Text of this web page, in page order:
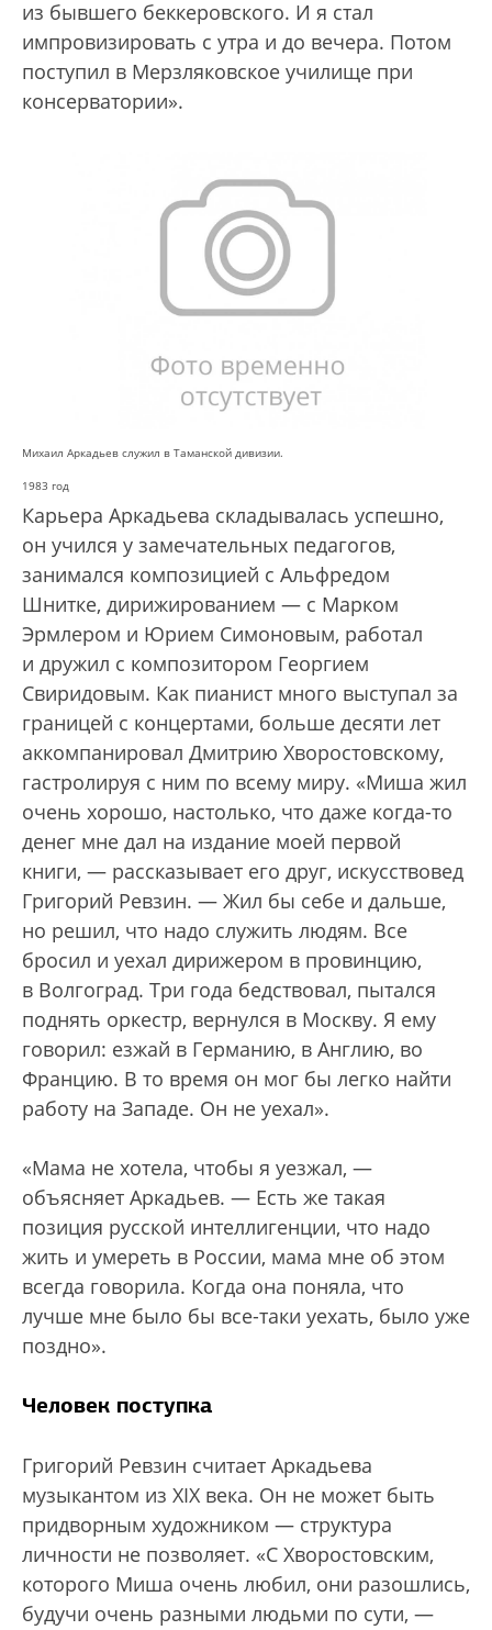
из бывшего беккеровского. И я стал
импровизировать с утра и до вечера. Потом
поступил в Мерзляковское училище при
консерватории».
Михаил Аркадьев служил в Таманской дивизии.
1983 год
Карьера Аркадьева складывалась успешно,
он учился у замечательных педагогов,
занимался композицией с Альфредом
Шнитке, дирижированием — с Марком
Эрмлером и Юрием Симоновым, работал
и дружил с композитором Георгием
Свиридовым. Как пианист много выступал за
границей с концертами, больше десяти лет
аккомпанировал Дмитрию Хворостовскому,
гастролируя с ним по всему миру. «Миша жил
очень хорошо, настолько, что даже когда-то
денег мне дал на издание моей первой
книги, — рассказывает его друг, искусствовед
Григорий Ревзин. — Жил бы себе и дальше,
но решил, что надо служить людям. Все
бросил и уехал дирижером в провинцию,
в Волгоград. Три года бедствовал, пытался
поднять оркестр, вернулся в Москву. Я ему
говорил: езжай в Германию, в Англию, во
Францию. В то время он мог бы легко найти
работу на Западе. Он не уехал».
«Мама не хотела, чтобы я уезжал, —
объясняет Аркадьев. — Есть же такая
позиция русской интеллигенции, что надо
жить и умереть в России, мама мне об этом
всегда говорила. Когда она поняла, что
лучше мне было бы все-таки уехать, было уже
поздно».
Человек поступка
Григорий Ревзин считает Аркадьева
музыкантом из XIX века. Он не может быть
придворным художником — структура
личности не позволяет. «С Хворостовским,
которого Миша очень любил, они разошлись,
будучи очень разными людьми по сути, —